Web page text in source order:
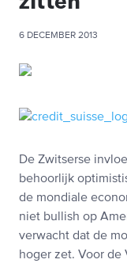
6 DECEMBER 2013
De Zwitserse
behoorlijk
de mondiale
niet bullish op
verwacht dat de
hoger zet. Voor de